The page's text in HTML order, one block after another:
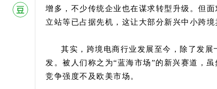
增多，不少传统企业也在谋求转型升级。但
立站等已占据先机，这让大部分新兴中小跨
其实，跨境电商行业发展至今，除了发
发。被人们称之为“蓝海市场”的新兴赛道，
竞争强度不及欧美市场。